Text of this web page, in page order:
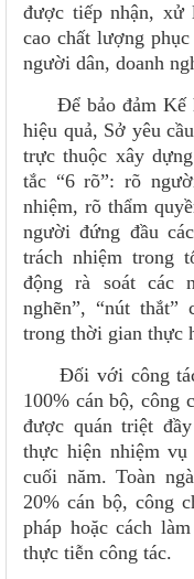
được tiếp nhận, xử
cao chất lượng
người dân, doanh
Để bảo đảm Kế
hiệu quả, Sở yêu
trực thuộc xây
tắc “6 rõ”: rõ
nhiệm, rõ thẩm
người đứng đầu
trách nhiệm trong
động rà soát các
nghẽn”, “nút
trong thời gian thực
Đối với công tác
100% cán bộ, công
được quán triệt
thực hiện nhiệm
cuối năm. Toàn
20% cán bộ, công
pháp hoặc cách
thực tiễn công tác.